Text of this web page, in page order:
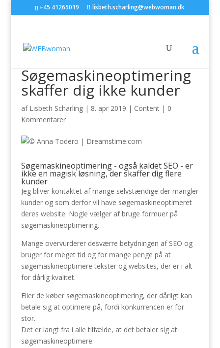
+45 41265019 lisbeth.scharling@webwoman.dk
Søgemaskineoptimering
skaffer dig ikke kunder
af Lisbeth Scharling| 8. apr 2019 | Content| 0
Kommentarer
Søgemaskineoptimering - også kaldet SEO - er
ikke en magisk løsning, der skaffer dig flere
kunder
Jeg bliver kontaktet af mange selvstændige der mangler
kunder og som derfor vil have søgemaskineoptimeret
deres website. Nogle vælger af bruge formuer på
søgemaskineoptimering.
Mange overvurderer desværre betydningen af SEO og
bruger for meget tid og for mange penge på at
søgemaskineoptimere tekster og websites, der er i alt
for dårlig kvalitet.
Eller de køber søgemaskineoptimering, der dårligt kan
betale sig at optimere på, fordi konkurrencen er for
stor.
Det er langt fra i alle tilfælde, at det betaler sig at
søgemaskineoptimere.